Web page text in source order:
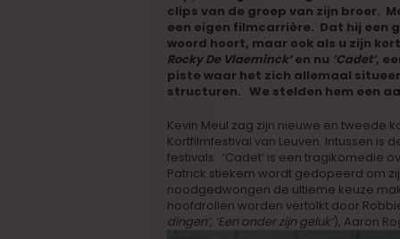
clips van de groep van zijn broer.
een eigen filmcarrière. Dat hij een
woord hoort, maar ook als u zijn
Rocky De Vlaeminck’en nu ’Cadet’,
piste waar het zich allemaal
structuren. We stelden hem een
Kevin Meul zag zijn nieuwe en tweede
Kortfilmfestival van Leuven. Intussen
festivals. ’Cadet’ is een tragikomedie
Patrick stiekem wordt gedopeerd om
noodgedwongen de ultieme keuze
hoofdrollen worden vertolkt door
dingen’, ‘Een ander zijn geluk’), Aaron